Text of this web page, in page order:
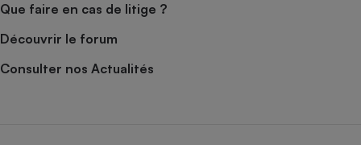
Que faire en cas de litige ?
Découvrir le forum
Consulter nos Actualités